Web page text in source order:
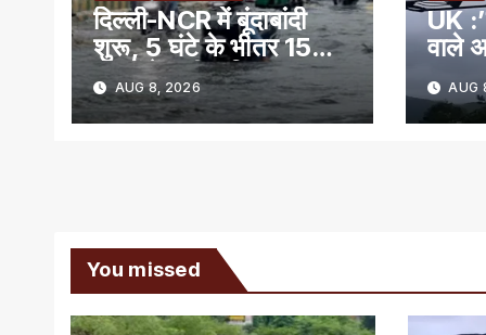
दिल्ली-NCR में बूंदाबांदी
शुरू, 5 घंटे के भीतर 15
राज्यों में भारी बारिश का
अलर्टAUG 8, 2026
UK
वाले
AUG
You missed